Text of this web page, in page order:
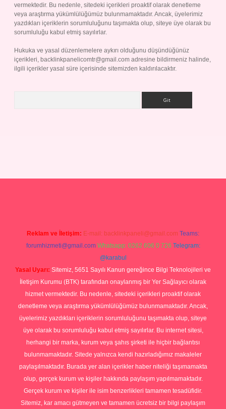
vermektedir. Bu nedenle, sitedeki içerikleri proaktif olarak denetleme
veya araştırma yükümlülüğümüz bulunmamaktadır. Ancak, üyelerimiz
yazdıkları içeriklerin sorumluluğunu taşımakta olup, siteye üye olarak bu
sorumluluğu kabul etmiş sayılırlar.
Hukuka ve yasal düzenlemelere aykırı olduğunu düşündüğünüz
içerikleri, backlinkpanelicomtr@gmail.com adresine bildirmeniz halinde,
ilgili içerikler yasal süre içerisinde sitemizden kaldırılacaktır.
Reklam ve İletişim: E-mail: backlinkpaneli@gmail.com Teams:
forumhizmeti@gmail.com Whatsapp: 0262 606 0 726 Telegram:
@karabul
Yasal Uyarı: Sitemiz, 5651 Sayılı Kanun gereğince Bilgi Teknolojileri ve
İletişim Kurumu (BTK) tarafından onaylanmış bir Yer Sağlayıcı olarak
hizmet vermektedir. Bu nedenle, sitedeki içerikleri proaktif olarak
denetleme veya araştırma yükümlülüğümüz bulunmamaktadır. Ancak,
üyelerimiz yazdıkları içeriklerin sorumluluğunu taşımakta olup, siteye
üye olarak bu sorumluluğu kabul etmiş sayılırlar. Bu internet sitesi,
herhangi bir marka, kurum veya şahıs şirketi ile hiçbir bağlantısı
bulunmamaktadır. Sitede yalnızca kendi hazırladığımız makaleler
paylaşılmaktadır. Burada yer alan içerikler haber niteliği taşımamakta
olup, gerçek kurum ve kişiler hakkında paylaşım yapılmamaktadır.
Gerçek kurum ve kişiler ile isim benzerlikleri tamamen tesadüfidir.
Sitemiz, kar amacı gütmeyen ve tamamen ücretsiz bir bilgi paylaşım